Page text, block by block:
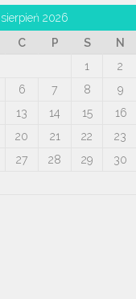
sierpień 2026
C P S
N
1
2
6 7 8
9
13 14 15
16
20 21 22
23
27 28 29
30